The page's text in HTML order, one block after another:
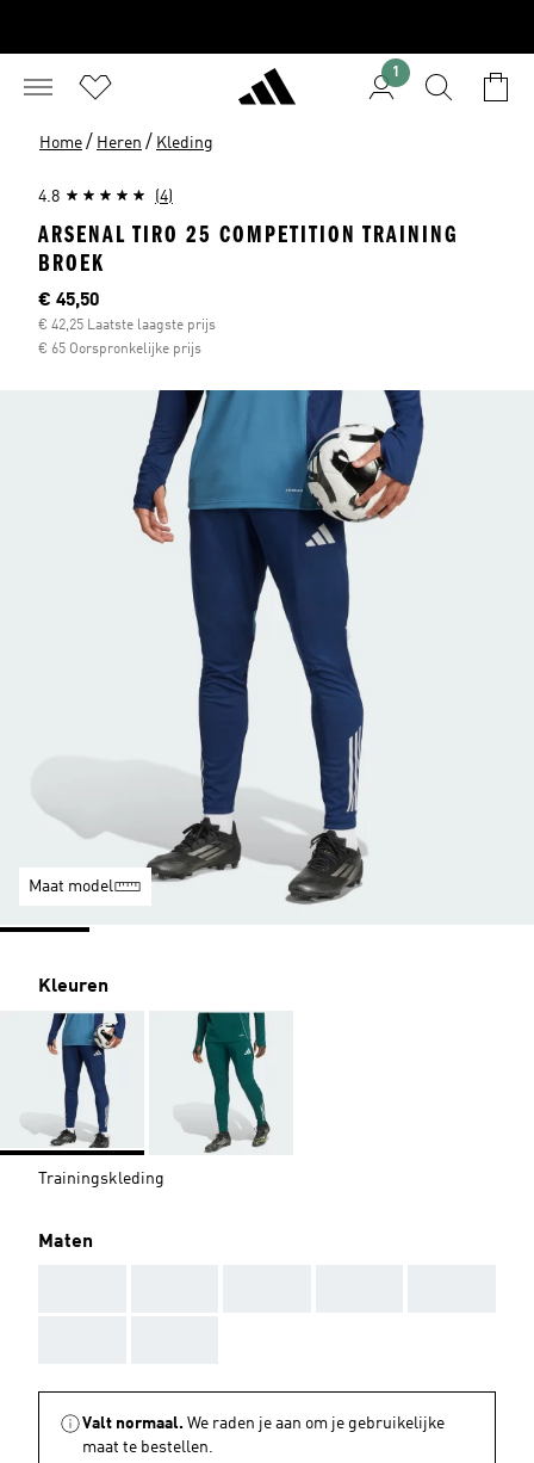
1
Home / Heren / Kleding
4.8 (4)
ARSENAL TIRO 25 COMPETITION TRAINING
BROEK
Current price
€ 45,50
€ 42,25 Laatste laagste prijs
€ 65 Oorspronkelijke prijs
Maat model
Kleuren
Trainingskleding
Maten
Valt normaal. We raden je aan om je gebruikelijke
maat te bestellen.